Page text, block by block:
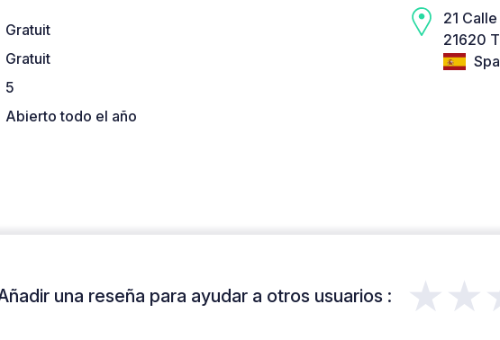
Gratuit
Gratuit
5
Abierto todo el año
21
21620
una reseña para ayudar a otros usuarios :